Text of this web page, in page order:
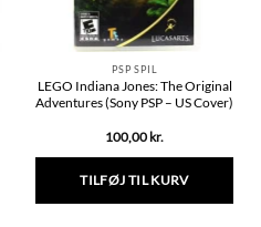
PSP SPIL
LEGO Indiana Jones: The Original
Adventures (Sony PSP – US Cover)
100,00 kr.
TILFØJ TIL KURV